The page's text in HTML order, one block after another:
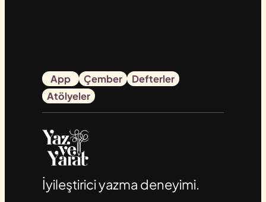
App Çember
Defterler
Atölyeler
İyileştirici yazma deneyimi.